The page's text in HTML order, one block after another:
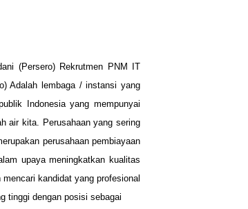
(Persero) Rekrutmen PNM IT
Adalah lembaga / instansi yang
Indonesia yang mempunyai
air kita. Perusahaan yang sering
perusahaan pembiayaan
upaya meningkatkan kualitas
kandidat yang profesional
tinggi dengan posisi sebagai